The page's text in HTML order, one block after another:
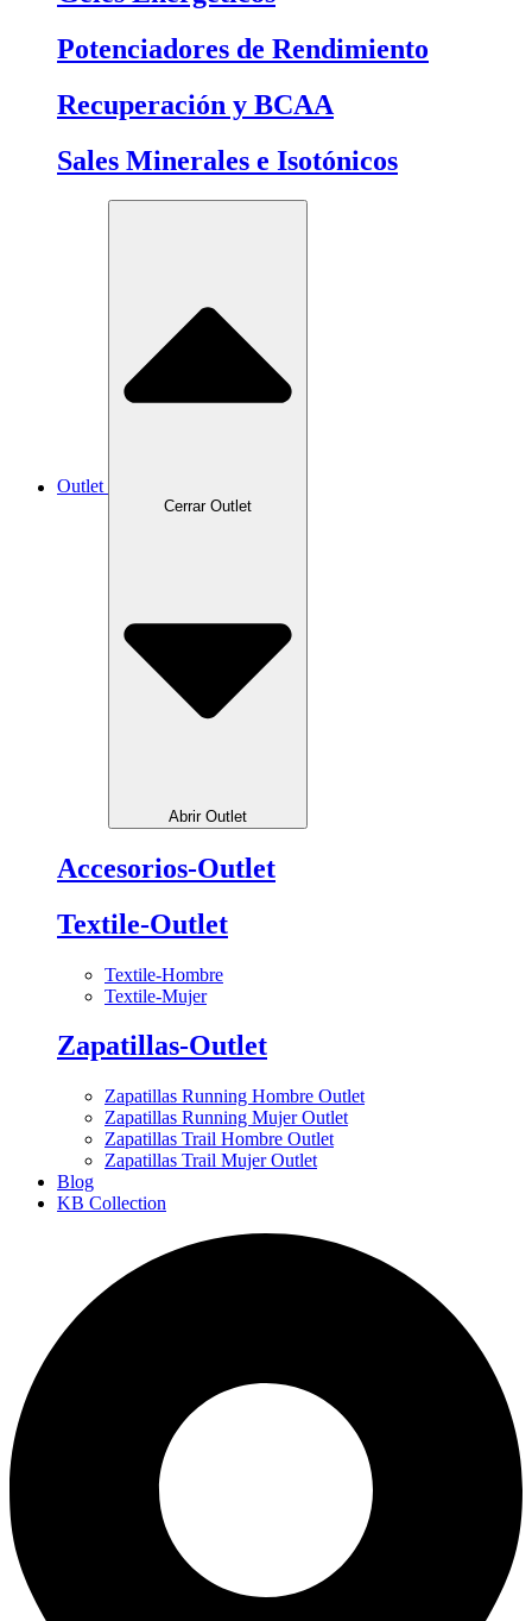
Potenciadores de Rendimiento
Recuperación y BCAA
Sales Minerales e Isotónicos
Outlet
Cerrar Outlet
Abrir Outlet
Accesorios-Outlet
Textile-Outlet
Textile-Hombre
Textile-Mujer
Zapatillas-Outlet
Zapatillas Running Hombre Outlet
Zapatillas Running Mujer Outlet
Zapatillas Trail Hombre Outlet
Zapatillas Trail Mujer Outlet
Blog
KB Collection